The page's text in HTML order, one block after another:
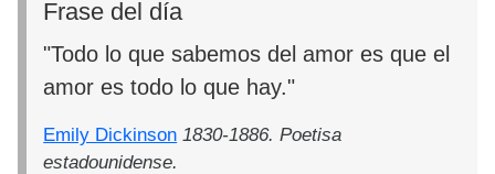
Frase del día
"Todo lo que sabemos del amor es que el
amor es todo lo que hay."
Emily Dickinson 1830-1886. Poetisa
estadounidense.